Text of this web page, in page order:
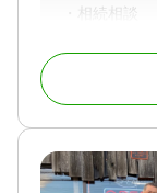
・相続相談
・遺言作成
・不動産売却
【営業時間
対応可